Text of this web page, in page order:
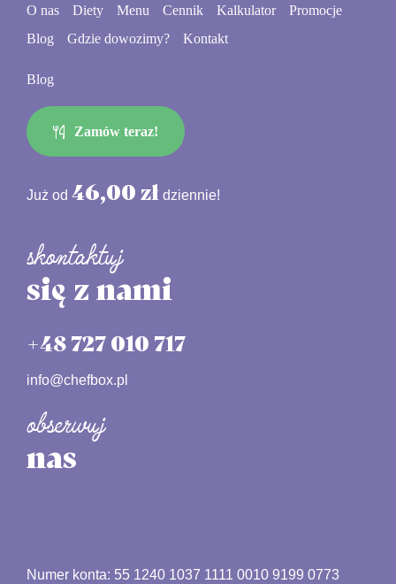
O nas Diety Menu Cennik Kalkulator
Promocje
Blog
Gdzie dowozimy? Kontakt
Blog
Już od 46,00 złdziennie!
Zamów teraz!
skontaktuj
się z nami
+48 727 010 717
info@chefbox.pl
obserwuj
nas
Numer konta: 55 1240 1037 1111 0010 9199 0773